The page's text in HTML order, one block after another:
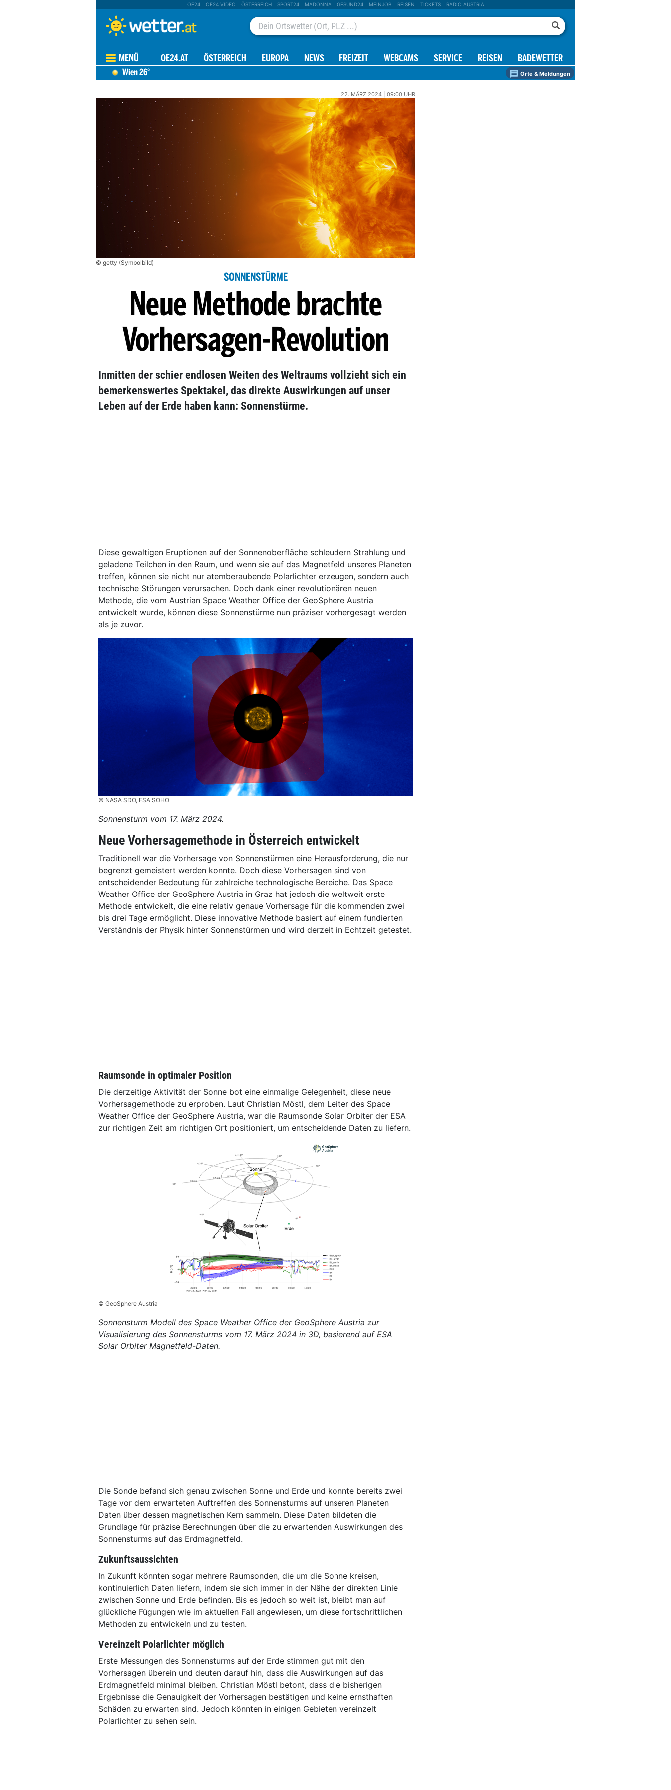
OE24 OE24 VIDEO ÖSTERREICH SPORT24 MADONNA GESUND24 MEINJOB REISEN TICKETS RADIO AUSTRIA
MENÜ OE24.AT ÖSTERREICH EUROPA NEWS FREIZEIT WEBCAMS SERVICE REISEN BADEWETTER
Wien26° Orte & Meldungen
22. MÄRZ 2024 | 09:00 UHR
© getty (Symbolbild)
SONNENSTÜRME
Neue Methode brachte
Vorhersagen-Revolution
Inmitten der schier endlosen Weiten des Weltraums vollzieht sich ein
bemerkenswertes Spektakel, das direkte Auswirkungen auf unser
Leben auf der Erde haben kann: Sonnenstürme.
Diese gewaltigen Eruptionen auf der Sonnenoberfläche schleudern Strahlung und
geladene Teilchen in den Raum, und wenn sie auf das Magnetfeld unseres Planeten
treffen, können sie nicht nur atemberaubende Polarlichter erzeugen, sondern auch
technische Störungen verursachen. Doch dank einer revolutionären neuen
Methode, die vom Austrian Space Weather Office der GeoSphere Austria
entwickelt wurde, können diese Sonnenstürme nun präziser vorhergesagt werden
als je zuvor.
© NASA SDO, ESA SOHO
Sonnensturm vom 17. März 2024.
Neue Vorhersagemethode in Österreich entwickelt
Traditionell war die Vorhersage von Sonnenstürmen eine Herausforderung, die nur
begrenzt gemeistert werden konnte. Doch diese Vorhersagen sind von
entscheidender Bedeutung für zahlreiche technologische Bereiche. Das Space
Weather Office der GeoSphere Austria in Graz hat jedoch die weltweit erste
Methode entwickelt, die eine relativ genaue Vorhersage für die kommenden zwei
bis drei Tage ermöglicht. Diese innovative Methode basiert auf einem fundierten
Verständnis der Physik hinter Sonnenstürmen und wird derzeit in Echtzeit getestet.
Raumsonde in optimaler Position
Die derzeitige Aktivität der Sonne bot eine einmalige Gelegenheit, diese neue
Vorhersagemethode zu erproben. Laut Christian Möstl, dem Leiter des Space
Weather Office der GeoSphere Austria, war die Raumsonde Solar Orbiter der ESA
zur richtigen Zeit am richtigen Ort positioniert, um entscheidende Daten zu liefern.
© GeoSphere Austria
Sonnensturm Modell des Space Weather Office der GeoSphere Austria zur
Visualisierung des Sonnensturms vom 17. März 2024 in 3D, basierend auf ESA
Solar Orbiter Magnetfeld-Daten.
Die Sonde befand sich genau zwischen Sonne und Erde und konnte bereits zwei
Tage vor dem erwarteten Auftreffen des Sonnensturms auf unseren Planeten
Daten über dessen magnetischen Kern sammeln. Diese Daten bildeten die
Grundlage für präzise Berechnungen über die zu erwartenden Auswirkungen des
Sonnensturms auf das Erdmagnetfeld.
Zukunftsaussichten
In Zukunft könnten sogar mehrere Raumsonden, die um die Sonne kreisen,
kontinuierlich Daten liefern, indem sie sich immer in der Nähe der direkten Linie
zwischen Sonne und Erde befinden. Bis es jedoch so weit ist, bleibt man auf
glückliche Fügungen wie im aktuellen Fall angewiesen, um diese fortschrittlichen
Methoden zu entwickeln und zu testen.
Vereinzelt Polarlichter möglich
Erste Messungen des Sonnensturms auf der Erde stimmen gut mit den
Vorhersagen überein und deuten darauf hin, dass die Auswirkungen auf das
Erdmagnetfeld minimal bleiben. Christian Möstl betont, dass die bisherigen
Ergebnisse die Genauigkeit der Vorhersagen bestätigen und keine ernsthaften
Schäden zu erwarten sind. Jedoch könnten in einigen Gebieten vereinzelt
Polarlichter zu sehen sein.